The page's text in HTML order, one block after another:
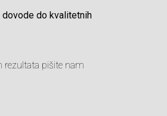
do kvalitetnih
rezultata pišite nam